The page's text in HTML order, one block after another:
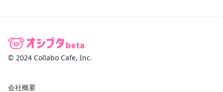
© 2024 Collabo Cafe, Inc.
会社概要